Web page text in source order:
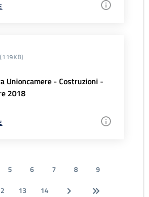
(119KB)
Unioncamere - Costruzioni -
2018
5 6 7 8
9
13 14